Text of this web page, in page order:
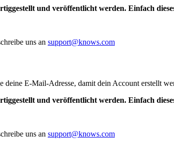
und veröffentlicht werden. Einfach
uns an support@knows.com
E-Mail-Adresse, damit dein Account erstellt
und veröffentlicht werden. Einfach
uns an support@knows.com